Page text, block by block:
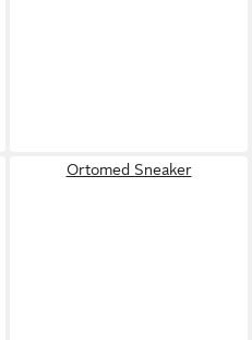
Ortomed Sneaker